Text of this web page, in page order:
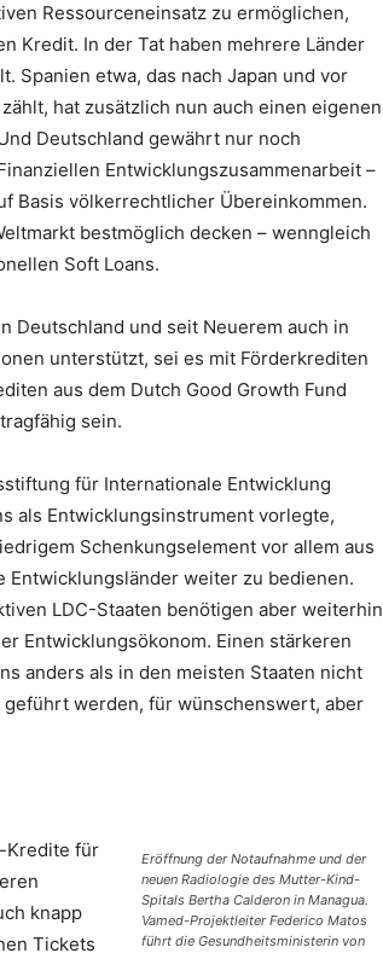
Ressourceneinsatz zu ermöglichen,
Kredit. In der Tat haben mehrere Länder
Spanien etwa, das nach Japan und vor
hat zusätzlich nun auch einen eigenen
Deutschland gewährt nur noch
Entwicklungszusammenarbeit –
Basis völkerrechtlicher Übereinkommen.
bestmöglich decken – wenngleich
Soft Loans.
Deutschland und seit Neuerem auch in
unterstützt, sei es mit Förderkrediten
aus dem Dutch Good Growth Fund
sein.
für Internationale Entwicklung
als Entwicklungsinstrument vorlegte,
Schenkungs­element vor allem aus
Entwicklungsländer weiter zu bedienen.
LDC-Staaten benötigen aber weiterhin
Entwicklungsökonom. Einen stärkeren
anders als in den meisten Staaten nicht
werden, für wünschenswert, aber
Eröffnung der Notaufnahme und der
neuen Radiologie des Mutter-Kind-
Spitals Bertha Calderon in Managua.
Vamed-Projektleiter Federico Matos
führt die Gesundheitsministerin von
Kredite für
knapp
Tickets